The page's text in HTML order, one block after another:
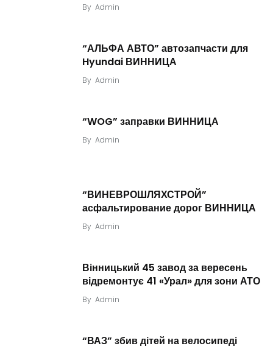
By Admin
“АЛЬФА АВТО” автозапчасти для
Hyundai ВИННИЦА
By Admin
“WOG” заправки ВИННИЦА
By Admin
“ВИНЕВРОШЛЯХСТРОЙ”
асфальтирование дорог ВИННИЦА
By Admin
Вінницький 45 завод за вересень
відремонтує 41 «Урал» для зони АТО
By Admin
“ВАЗ” збив дітей на велосипеді